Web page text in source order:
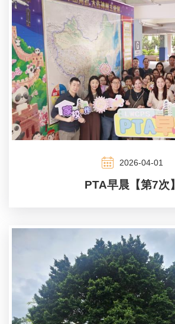
2026-04-01
PTA早晨【第7次】